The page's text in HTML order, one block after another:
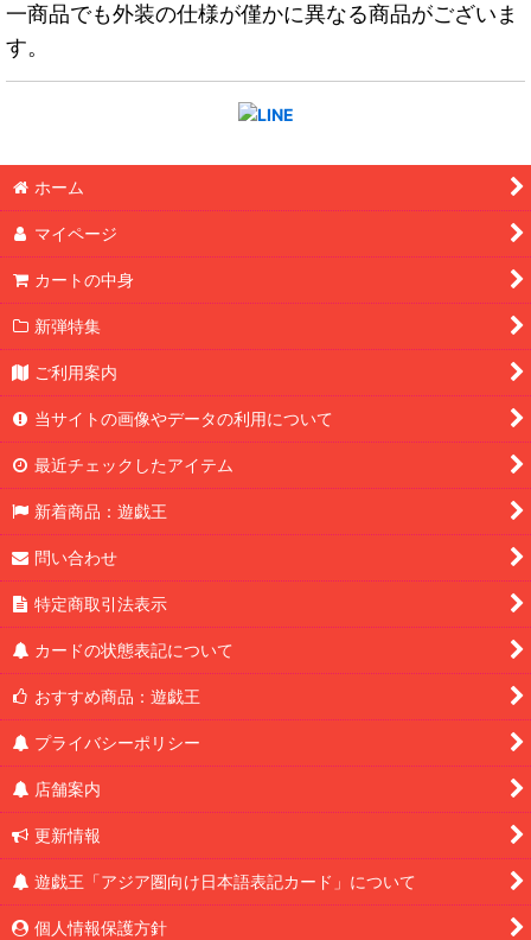
一商品でも外装の仕様が僅かに異なる商品がございま
す。
ホーム
マイページ
カートの中身
新弾特集
ご利用案内
当サイトの画像やデータの利用について
最近チェックしたアイテム
新着商品：遊戯王
問い合わせ
特定商取引法表示
カードの状態表記について
おすすめ商品：遊戯王
プライバシーポリシー
店舗案内
更新情報
遊戯王「アジア圏向け日本語表記カード」について
個人情報保護方針